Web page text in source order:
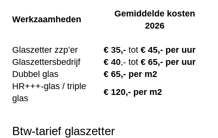
Werkzaamheden
Gemiddelde kosten
2026
Glaszetter zzp’er € 35,- tot € 45,- per uur
Glaszettersbedrijf
€ 40,- tot € 65,- per uur
Dubbel glas
€ 65,- per m2
HR+++-glas / triple
glas
€ 120,- per m2
Btw-tarief glaszetter